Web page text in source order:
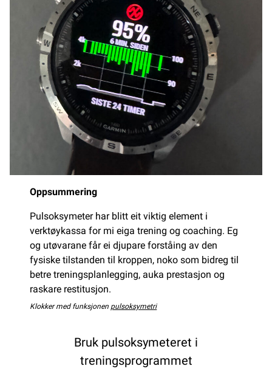
Oppsummering
Pulsoksymeter har blitt eit viktig element i
verktøykassa for mi eiga trening og coaching. Eg
og utøvarane får ei djupare forståing av den
fysiske tilstanden til kroppen, noko som bidreg til
betre treningsplanlegging, auka prestasjon og
raskare restitusjon.
Klokker med funksjonen pulsoksymetri
Bruk pulsoksymeteret i
treningsprogrammet